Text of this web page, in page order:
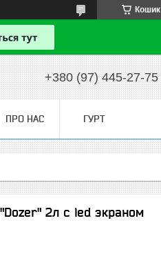
Кошик
+380 (97) 445-27-75
ПРО НАС ГУРТ
2л с led экраном